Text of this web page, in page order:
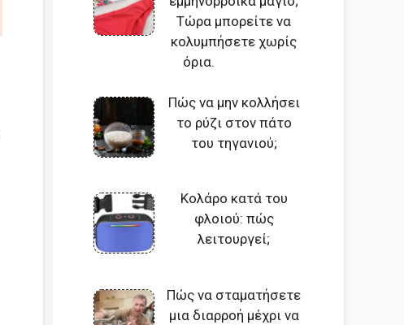
Τώρα μπορείτε να
κολυμπήσετε χωρίς
όρια.
Πώς να μην κολλήσει
το ρύζι στον πάτο
του τηγανιού;
Κολάρο κατά του
φλοιού: πώς
λειτουργεί;
Πώς να σταματήσετε
μια διαρροή μέχρι να